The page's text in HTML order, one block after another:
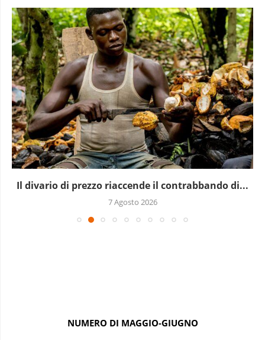
Il divario di prezzo riaccende il contrabbando di...
7 Agosto 2026
NUMERO DI MAGGIO-GIUGNO